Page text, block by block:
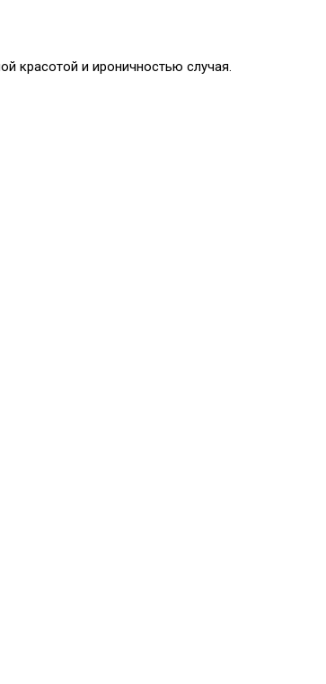
красотой и ироничностью случая.